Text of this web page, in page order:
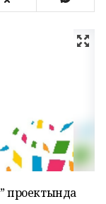
проектында